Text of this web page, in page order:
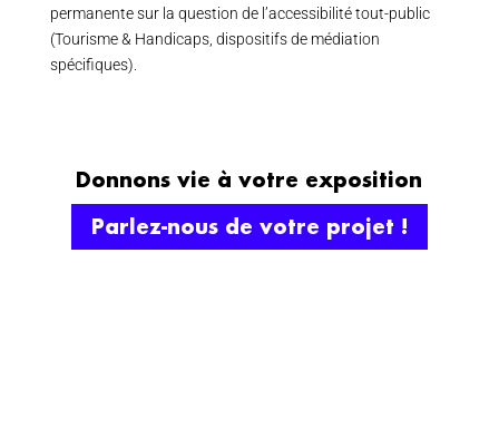
permanente sur la question de l’accessibilité tout-public
(Tourisme & Handicaps, dispositifs de médiation
spécifiques).
Donnons vie à votre exposition
Parlez-nous de votre projet !